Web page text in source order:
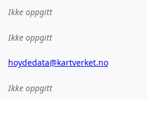
Ikke oppgitt
Ikke oppgitt
hoydedata@kartverket.no
Ikke oppgitt